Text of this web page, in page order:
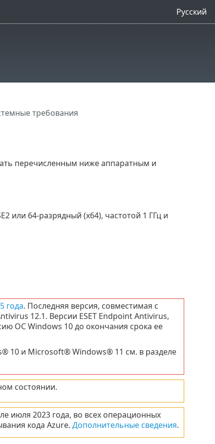
Русский
требования
перечисленным ниже аппаратным и
или 64-разрядный (x64), частотой 1 ГГц и
года. Последняя версия, совместимая с
12.1. Версии ESET Endpoint Antivirus,
ОС Windows 10 до окончания срока ее
10 и Microsoft® Windows® 11 см. в разделе
состоянии.
июля 2023 года, во всех операционных
кода Azure. Дополнительные сведения.